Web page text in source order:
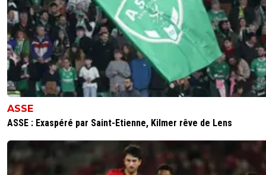
ASSE
ASSE : Exaspéré par Saint-Etienne, Kilmer rêve de Lens